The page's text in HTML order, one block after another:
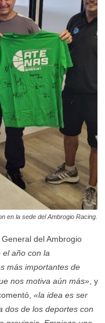
en la sede del Ambrogio Racing.
del Ambrogio
el año con la
más importantes de
nos motiva aún más» , y
«la idea es ser
dos de los deportes con